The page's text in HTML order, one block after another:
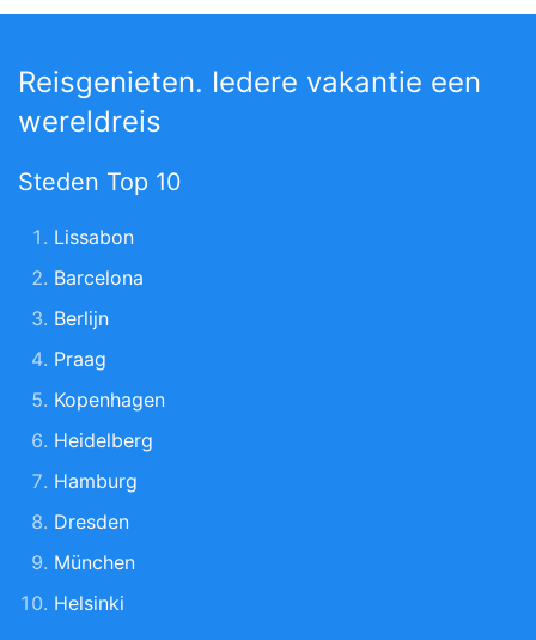
Reisgenieten. Iedere vakantie een
wereldreis
Steden Top 10
Lissabon
Barcelona
Berlijn
Praag
Kopenhagen
Heidelberg
Hamburg
Dresden
München
Helsinki